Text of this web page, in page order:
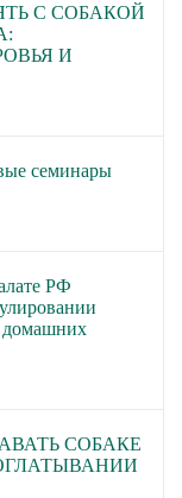
С СОБАКОЙ
И
семинары
РФ
домашних
СОБАКЕ